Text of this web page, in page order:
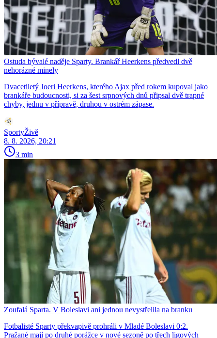
Ostuda bývalé naděje Sparty. Brankář Heerkens předvedl dvě
nehorázné minely
Dvacetiletý Joeri Heerkens, kterého Ajax před rokem kupoval jako
brankáře budoucnosti, si za šest srpnových dnů připsal dvě trapné
chyby, jednu v přípravě, druhou v ostrém zápase.
SportyŽivě
8. 8. 2026, 20:21
3 min
Zoufalá Sparta. V Boleslavi ani jednou nevystřelila na branku
Fotbalisté Sparty překvapivě prohráli v Mladé Boleslavi 0:2.
Pražané mají po druhé porážce v nové sezoně po třech ligových